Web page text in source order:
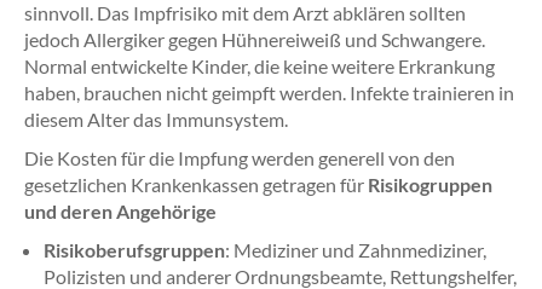
sinnvoll. Das Impfrisiko mit dem Arzt abklären sollten
jedoch Allergiker gegen Hühnereiweiß und Schwangere.
Normal entwickelte Kinder, die keine weitere Erkrankung
haben, brauchen nicht geimpft werden. Infekte trainieren in
diesem Alter das Immunsystem.
Die Kosten für die Impfung werden generell von den
gesetzlichen Krankenkassen getragen für Risikogruppen
und deren Angehörige
Risikoberufsgruppen: Mediziner und Zahnmediziner,
Polizisten und anderer Ordnungsbeamte, Rettungshelfer,